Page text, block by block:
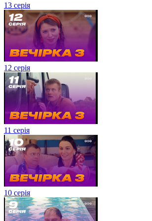
13 серія
12 серія
11 серія
10 серія